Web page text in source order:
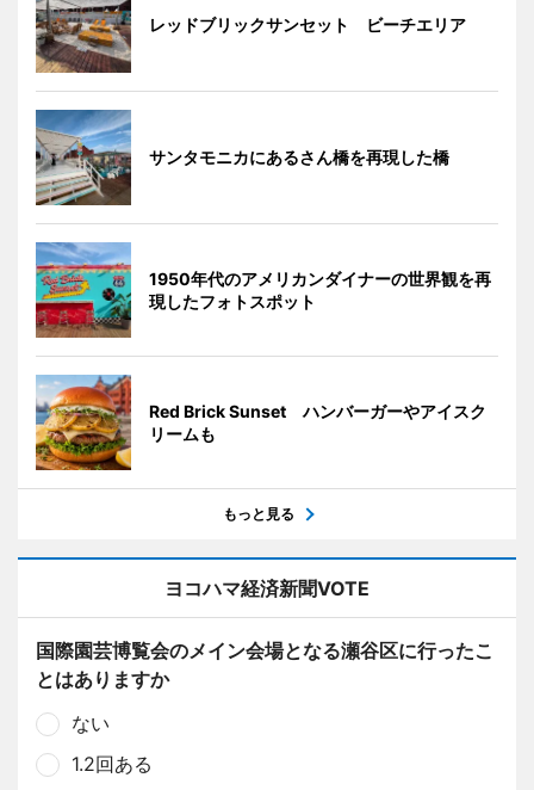
レッドブリックサンセット ビーチエリア
サンタモニカにあるさん橋を再現した橋
1950年代のアメリカンダイナーの世界観を再
現したフォトスポット
Red Brick Sunset ハンバーガーやアイスク
リームも
もっと見る
ヨコハマ経済新聞VOTE
国際園芸博覧会のメイン会場となる瀬谷区に行ったこ
とはありますか
ない
1.2回ある